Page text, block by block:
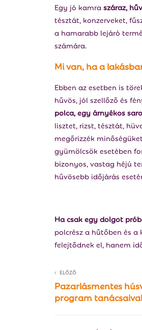
Egy jó kamra száraz,
tésztát, konzerveket,
a hamarabb lejáró
számára.
Mi van, ha a
Ebben az esetben is
hűvös, jól szellőző és
polca, egy árnyékos
lisztet, rizst, tésztát,
megőrizzék
gyümölcsök esetében
bizonyos, vastag héjú
hűvösebb időjárás
Ha csak egy dolgot
polcrész a hűtőben és
felejtődnek el, hanem
ELŐZŐ
Pazarlásmentes
program tanácsaival